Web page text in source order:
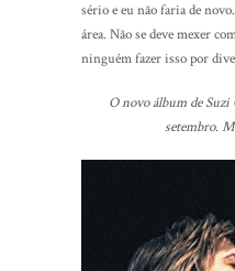
sério e eu não faria de
área. Não se deve mexer
ninguém fazer isso por
O novo álbum de
setembro.